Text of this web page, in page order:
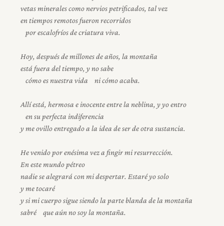
vetas minerales como nervios petrificados, tal vez
en tiempos remotos fueron recorridos
por escalofríos de criatura viva.
Hoy, después de millones de años, la montaña
está fuera del tiempo, y no sabe
cómo es nuestra vida ni cómo acaba.
Allí está, hermosa e inocente entre la neblina, y yo entro
en su perfecta indiferencia
y me ovillo entregado a la idea de ser de otra sustancia.
He venido por enésima vez a fingir mi resurrección.
En este mundo pétreo
nadie se alegrará con mi despertar. Estaré yo solo
y me tocaré
y si mi cuerpo sigue siendo la parte blanda de la montaña
sabré que aún no soy la montaña.